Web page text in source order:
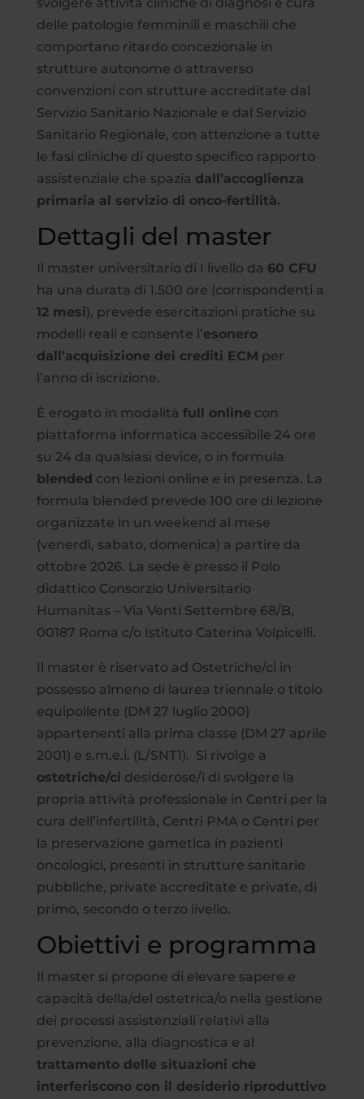
delle patologie femminili e maschili che
comportano ritardo concezionale in
strutture autonome o attraverso
convenzioni con strutture accreditate dal
Servizio Sanitario Nazionale e dal Servizio
Sanitario Regionale, con attenzione a tutte
le fasi cliniche di questo specifico rapporto
assistenziale che spazia dall’accoglienza
primaria al servizio di onco-fertilità.
Dettagli del master
Il master universitario di I livello da 60 CFU
ha una durata di 1.500 ore (corrispondenti a
12 mesi), prevede esercitazioni pratiche su
modelli reali e consente l’esonero
dall’acquisizione dei crediti ECM per
l’anno di iscrizione.
È erogato in modalità full online con
piattaforma informatica accessibile 24 ore
su 24 da qualsiasi device, o in formula
blended con lezioni online e in presenza. La
formula blended prevede 100 ore di lezione
organizzate in un weekend al mese
(venerdì, sabato, domenica) a partire da
ottobre 2026. La sede è presso il Polo
didattico Consorzio Universitario
Humanitas – Via Venti Settembre 68/B,
00187 Roma c/o Istituto Caterina Volpicelli.
Il master è riservato ad Ostetriche/ci in
possesso almeno di laurea triennale o titolo
equipollente (DM 27 luglio 2000)
appartenenti alla prima classe (DM 27 aprile
2001) e s.m.e.i. (L/SNT1). Si rivolge a
ostetriche/ci desiderose/i di svolgere la
propria attività professionale in Centri per la
cura dell’infertilità, Centri PMA o Centri per
la preservazione gametica in pazienti
oncologici, presenti in strutture sanitarie
pubbliche, private accreditate e private, di
primo, secondo o terzo livello.
Obiettivi e programma
Il master si propone di elevare sapere e
capacità della/del ostetrica/o nella gestione
dei processi assistenziali relativi alla
prevenzione, alla diagnostica e al
trattamento delle situazioni che
interferiscono con il desiderio riproduttivo